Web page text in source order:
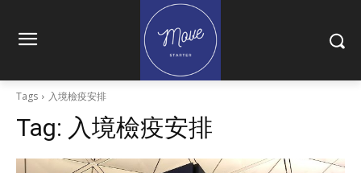
Tags 入境檢疫安排
Tag: 入境檢疫安排